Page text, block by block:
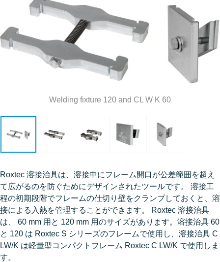
Roxtec 溶接治具は、溶接中にフレーム開口が公差範囲を超え
て広がるのを防ぐためにデザインされたツールです。 溶接工
程の初期段階でフレームの仕切り壁をクランプしておくと、溶
接による入熱を管理することができます。 Roxtec 溶接治具
は、 60 mm 用と 120 mm 用のサイズがあります。溶接治具 60
と 120 は Roxtec S シリーズのフレームで使用し、溶接治具 C
LW/K は軽量型コンパクトフレーム Roxtec C LW/K で使用しま
す。
Welding fixture 120 and CL W K 60